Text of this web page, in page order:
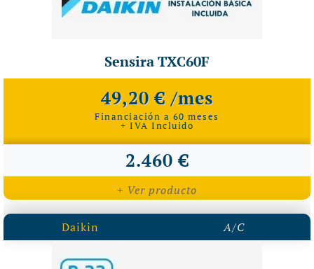
Sensira TXC60F
49,20 € /mes
Financiación a 60 meses
+ IVA Incluido
2.460 €
+ Ver producto
Daikin A/C